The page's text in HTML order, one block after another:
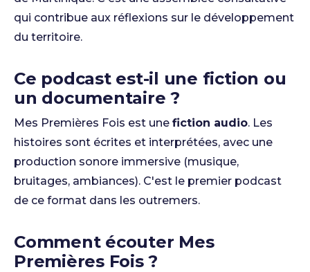
qui contribue aux réflexions sur le développement
du territoire.
Ce podcast est-il une fiction ou
un documentaire ?
Mes Premières Fois est une fiction audio. Les
histoires sont écrites et interprétées, avec une
production sonore immersive (musique,
bruitages, ambiances). C'est le premier podcast
de ce format dans les outremers.
Comment écouter Mes
Premières Fois ?